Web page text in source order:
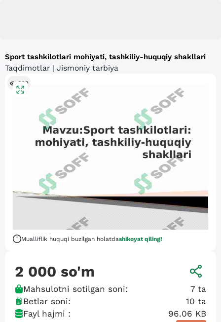
Sport tashkilotlari mohiyati, tashkiliy-huquqiy shakllari
Taqdimotlar | Jismoniy tarbiya
669
Mualliflik huquqi buzilgan holatdashikoyat qiling!
2 000 so'm
Mahsulotni sotilgan soni: 7 ta
Betlar soni:
10 ta
Fayl hajmi :
96.06 KB